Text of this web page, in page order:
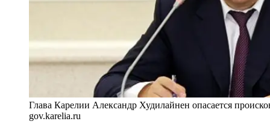
Глава Карелии Александр Худилайнен опасается
gov.karelia.ru